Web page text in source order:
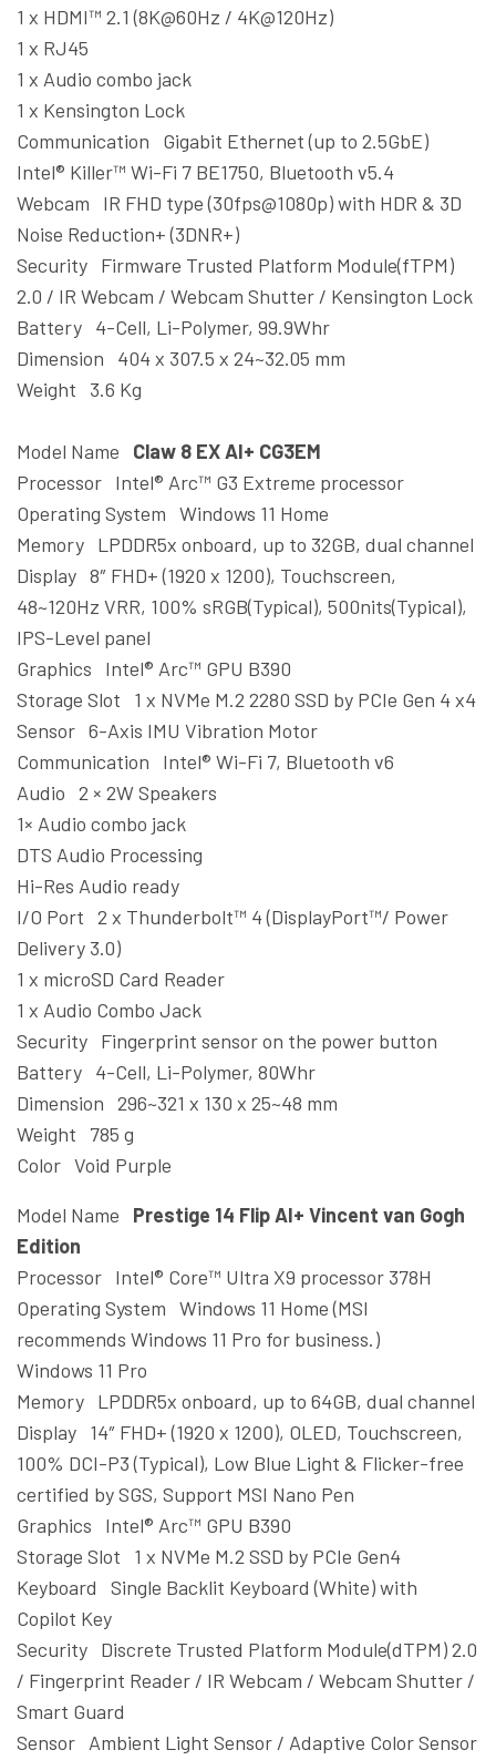
1 x HDMI™ 2.1 (8K@60Hz / 4K@120Hz)
1 x RJ45
1 x Audio combo jack
1 x Kensington Lock
Communication Gigabit Ethernet (up to 2.5GbE)
Intel® Killer™ Wi-Fi 7 BE1750, Bluetooth v5.4
Webcam IR FHD type (30fps@1080p) with HDR & 3D
Noise Reduction+ (3DNR+)
Security Firmware Trusted Platform Module(fTPM)
2.0 / IR Webcam / Webcam Shutter / Kensington Lock
Battery 4-Cell, Li-Polymer, 99.9Whr
Dimension 404 x 307.5 x 24~32.05 mm
Weight 3.6 Kg
Model Name Claw 8 EX AI+ CG3EM
Processor Intel® Arc™ G3 Extreme processor
Operating System Windows 11 Home
Memory LPDDR5x onboard, up to 32GB, dual channel
Display 8″ FHD+ (1920 x 1200), Touchscreen,
48~120Hz VRR, 100% sRGB(Typical), 500nits(Typical),
IPS-Level panel
Graphics Intel® Arc™ GPU B390
Storage Slot 1 x NVMe M.2 2280 SSD by PCIe Gen 4 x4
Sensor 6-Axis IMU Vibration Motor
Communication Intel® Wi-Fi 7, Bluetooth v6
Audio 2 × 2W Speakers
1× Audio combo jack
DTS Audio Processing
Hi-Res Audio ready
I/O Port 2 x Thunderbolt™ 4 (DisplayPort™/ Power
Delivery 3.0)
1 x microSD Card Reader
1 x Audio Combo Jack
Security Fingerprint sensor on the power button
Battery 4-Cell, Li-Polymer, 80Whr
Dimension 296~321 x 130 x 25~48 mm
Weight 785 g
Color Void Purple
Model Name Prestige 14 Flip AI+ Vincent van Gogh
Edition
Processor Intel® Core™ Ultra X9 processor 378H
Operating System Windows 11 Home (MSI
recommends Windows 11 Pro for business.)
Windows 11 Pro
Memory LPDDR5x onboard, up to 64GB, dual channel
Display 14″ FHD+ (1920 x 1200), OLED, Touchscreen,
100% DCI-P3 (Typical), Low Blue Light & Flicker-free
certified by SGS, Support MSI Nano Pen
Graphics Intel® Arc™ GPU B390
Storage Slot 1 x NVMe M.2 SSD by PCIe Gen4
Keyboard Single Backlit Keyboard (White) with
Copilot Key
Security Discrete Trusted Platform Module(dTPM) 2.0
/ Fingerprint Reader / IR Webcam / Webcam Shutter /
Smart Guard
Sensor Ambient Light Sensor / Adaptive Color Sensor